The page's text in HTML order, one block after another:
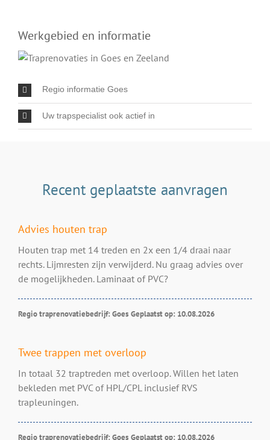
Werkgebied en informatie
Regio informatie Goes
Uw trapspecialist ook actief in
Recent geplaatste aanvragen
Advies houten trap
Houten trap met 14 treden en 2x een 1/4 draai naar
rechts. Lijmresten zijn verwijderd. Nu graag advies over
de mogelijkheden. Laminaat of PVC?
Regio traprenovatiebedrijf: Goes Geplaatst op: 10.08.2026
Twee trappen met overloop
In totaal 32 traptreden met overloop. Willen het laten
bekleden met PVC of HPL/CPL inclusief RVS
trapleuningen.
Regio traprenovatiebedrijf: Goes Geplaatst op: 10.08.2026